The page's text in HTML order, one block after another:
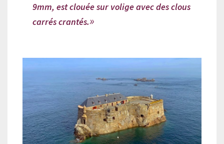
9mm, est clouée sur volige avec des clous
carrés crantés.